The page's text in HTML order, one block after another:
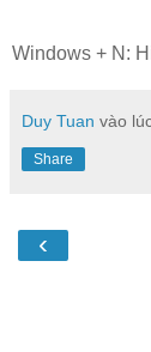
Windows + N:
Duy Tuan vào
Share
‹